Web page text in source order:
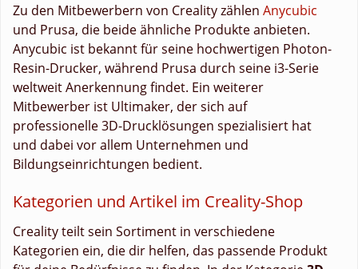
Zu den Mitbewerbern von Creality zählen Anycubic
und Prusa, die beide ähnliche Produkte anbieten.
Anycubic ist bekannt für seine hochwertigen Photon-
Resin-Drucker, während Prusa durch seine i3-Serie
weltweit Anerkennung findet. Ein weiterer
Mitbewerber ist Ultimaker, der sich auf
professionelle 3D-Drucklösungen spezialisiert hat
und dabei vor allem Unternehmen und
Bildungseinrichtungen bedient.
Kategorien und Artikel im Creality-Shop
Creality teilt sein Sortiment in verschiedene
Kategorien ein, die dir helfen, das passende Produkt